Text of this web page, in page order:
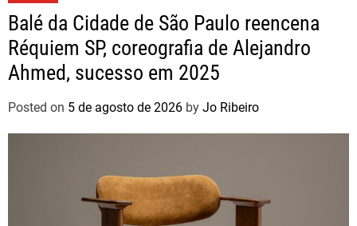
Balé da Cidade de São Paulo reencena
Réquiem SP, coreografia de Alejandro
Ahmed, sucesso em 2025
Posted on 5 de agosto de 2026 by Jo Ribeiro